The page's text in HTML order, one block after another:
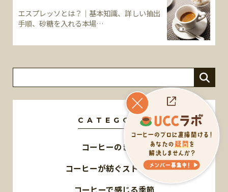
エスプレッソとは？｜基本知識、詳しい抽出
手順、砂糖を入れる本場…
CATEGORY
コーヒーのきほん
コーヒーが紡ぐストーリー